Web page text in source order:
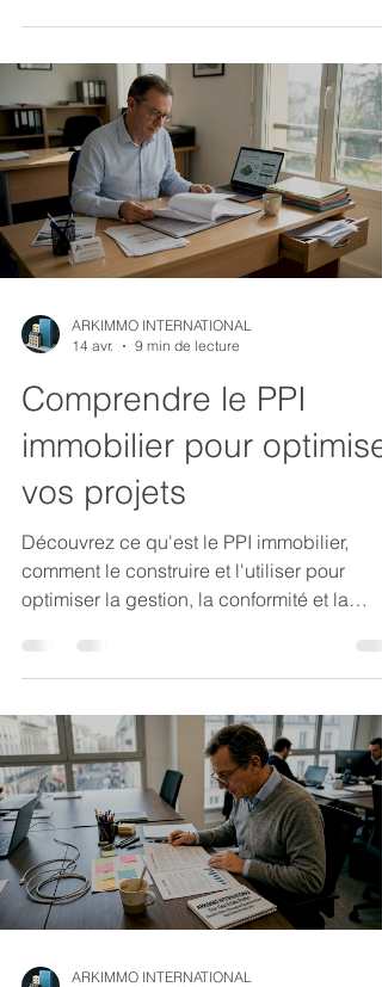
ARKIMMO INTERNATIONAL
14 avr.
9 min de lecture
Comprendre le PPI
immobilier pour optimiser
vos projets
Découvrez ce qu'est le PPI immobilier,
comment le construire et l'utiliser pour
optimiser la gestion, la conformité et la
d'entreprise.
ARKIMMO INTERNATIONAL